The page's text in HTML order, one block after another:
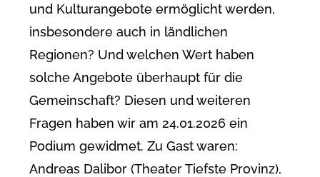
und Kulturangebote ermöglicht werden,
insbesondere auch in ländlichen
Regionen? Und welchen Wert haben
solche Angebote überhaupt für die
Gemeinschaft? Diesen und weiteren
Fragen haben wir am 24.01.2026 ein
Podium gewidmet. Zu Gast waren:
Andreas Dalibor (Theater Tiefste Provinz),